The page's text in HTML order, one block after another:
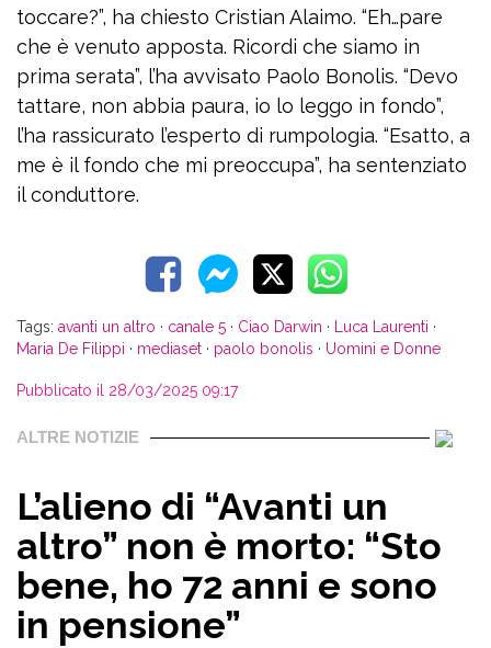
toccare?”, ha chiesto Cristian Alaimo. “Eh…pare
che è venuto apposta. Ricordi che siamo in
prima serata”, l’ha avvisato Paolo Bonolis. “Devo
tattare, non abbia paura, io lo leggo in fondo”,
l’ha rassicurato l’esperto di rumpologia. “Esatto, a
me è il fondo che mi preoccupa”, ha sentenziato
il conduttore.
Tags: avanti un altro · canale 5 · Ciao Darwin · Luca Laurenti ·
Maria De Filippi · mediaset · paolo bonolis · Uomini e Donne
Pubblicato il 28/03/2025 09:17
ALTRE NOTIZIE
L’alieno di “Avanti un
altro” non è morto: “Sto
bene, ho 72 anni e sono
in pensione”